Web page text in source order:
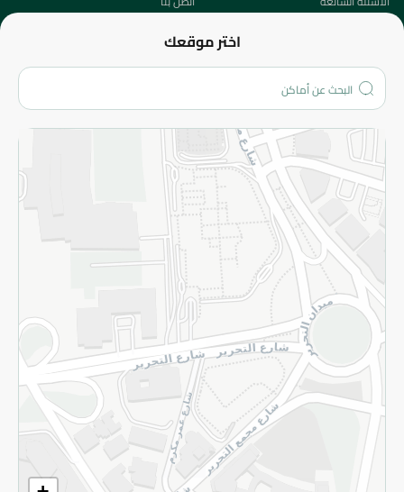
اختر موقعك
من نحن؟
الفروع
المزيد
الاسترجاع
سياسة الاستخدام
سياسة الخصوصية
قم بالتسجيل للنشرة
©2026 - Spinneys | جميع الحقوق محفوظة